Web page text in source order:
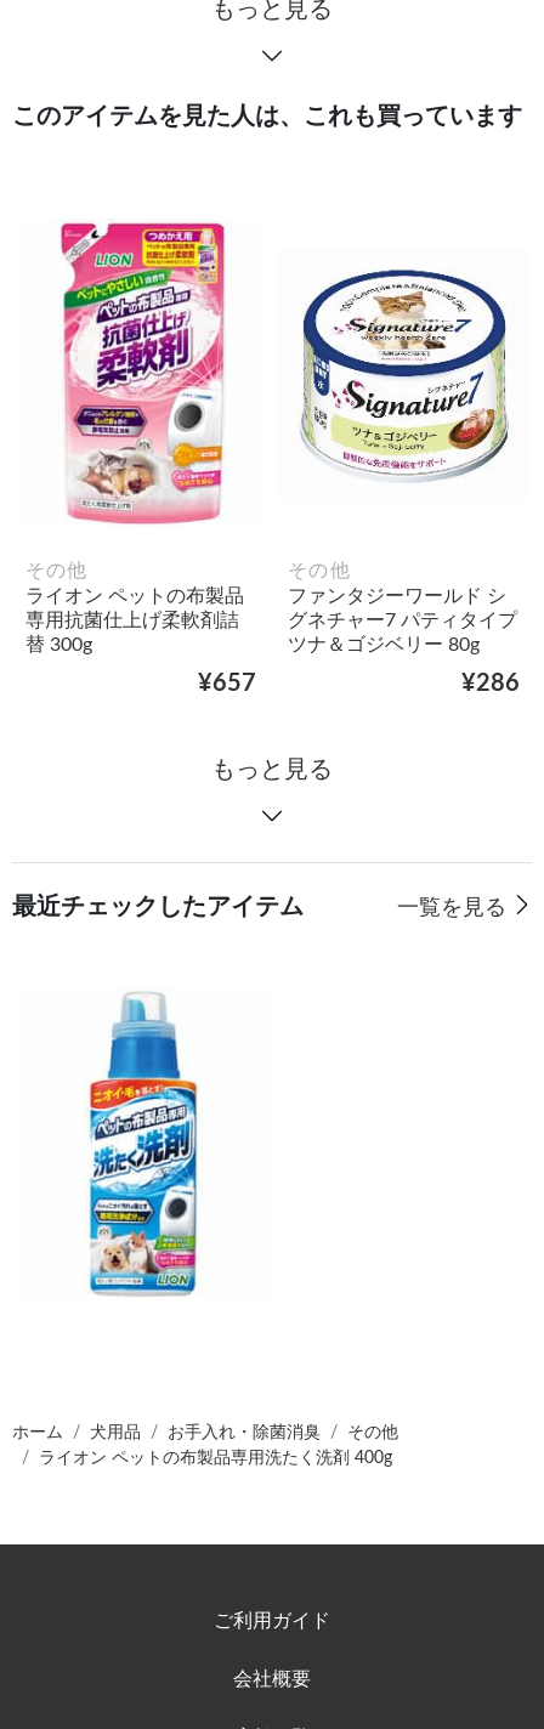
もっと見る
このアイテムを見た人は、これも買っています
その他
ライオン ペットの布製品
専用抗菌仕上げ柔軟剤詰
替 300g
¥657
その他
ファンタジーワールド シ
グネチャー7 パティタイプ
ツナ＆ゴジベリー 80g
¥286
もっと見る
最近チェックしたアイテム 一覧を見る
ホーム 犬用品 お手入れ・除菌消臭
その他
ライオン ペットの布製品専用洗たく洗剤 400g
ご利用ガイド
会社概要